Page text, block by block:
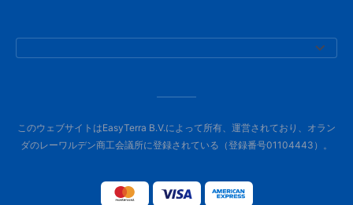
このウェブサイトはEasyTerra B.V.によって所有、運営されており、オラン
ダのレーワルデン商工会議所に登録されている（登録番号01104443）。